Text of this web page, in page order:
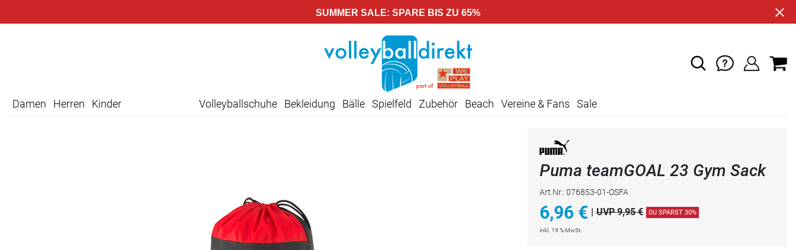
SUMMER SALE: SPARE BIS ZU 65%
Damen Herren Kinder Volleyballschuhe Bekleidung Bälle Spielfeld Zubehör Beach Vereine & Fans Sale
Puma teamGOAL 23 Gym Sack
Art.Nr.: 076853-01-OSFA
6,96 € UVP 9,95 € DU SPARST 30%
inkl. 19 % MwSt.